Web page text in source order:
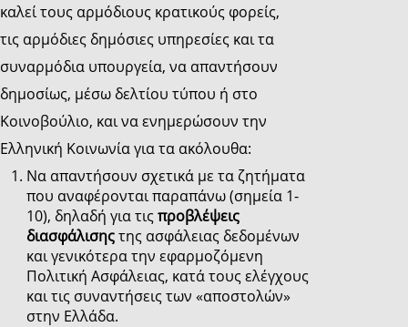
καλεί τους αρμόδιους κρατικούς φορείς,
τις αρμόδιες δημόσιες υπηρεσίες και τα
συναρμόδια υπουργεία, να απαντήσουν
δημοσίως, μέσω δελτίου τύπου ή στο
Κοινοβούλιο, και να ενημερώσουν την
Ελληνική Κοινωνία για τα ακόλουθα:
Να απαντήσουν σχετικά με τα ζητήματα
που αναφέρονται παραπάνω (σημεία 1-
10), δηλαδή για τις προβλέψεις
διασφάλισηςτης ασφάλειας δεδομένων
και γενικότερα την εφαρμοζόμενη
Πολιτική Ασφάλειας, κατά τους ελέγχους
και τις συναντήσεις των «αποστολών»
στην Ελλάδα.